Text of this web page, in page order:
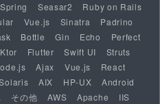
Spring Seasar2
Ruby on Rails
Vue.js Sinatra
Padrino
Bottle Gin Echo
Perfect
Ktor Flutter Swift UI
Struts
Ajax Vue.js
React
AIX HP-UX
Android
その他 AWS Apache
IIS